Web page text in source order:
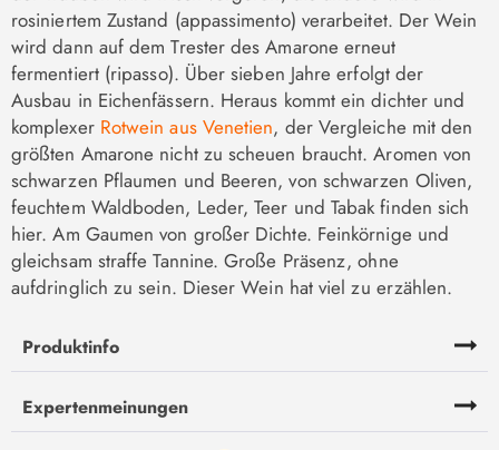
rosiniertem Zustand (appassimento) verarbeitet. Der Wein
wird dann auf dem Trester des Amarone erneut
fermentiert (ripasso). Über sieben Jahre erfolgt der
Ausbau in Eichenfässern. Heraus kommt ein dichter und
komplexer Rotwein aus Venetien, der Vergleiche mit den
größten Amarone nicht zu scheuen braucht. Aromen von
schwarzen Pflaumen und Beeren, von schwarzen Oliven,
feuchtem Waldboden, Leder, Teer und Tabak finden sich
hier. Am Gaumen von großer Dichte. Feinkörnige und
gleichsam straffe Tannine. Große Präsenz, ohne
aufdringlich zu sein. Dieser Wein hat viel zu erzählen.
Produktinfo
Expertenmeinungen